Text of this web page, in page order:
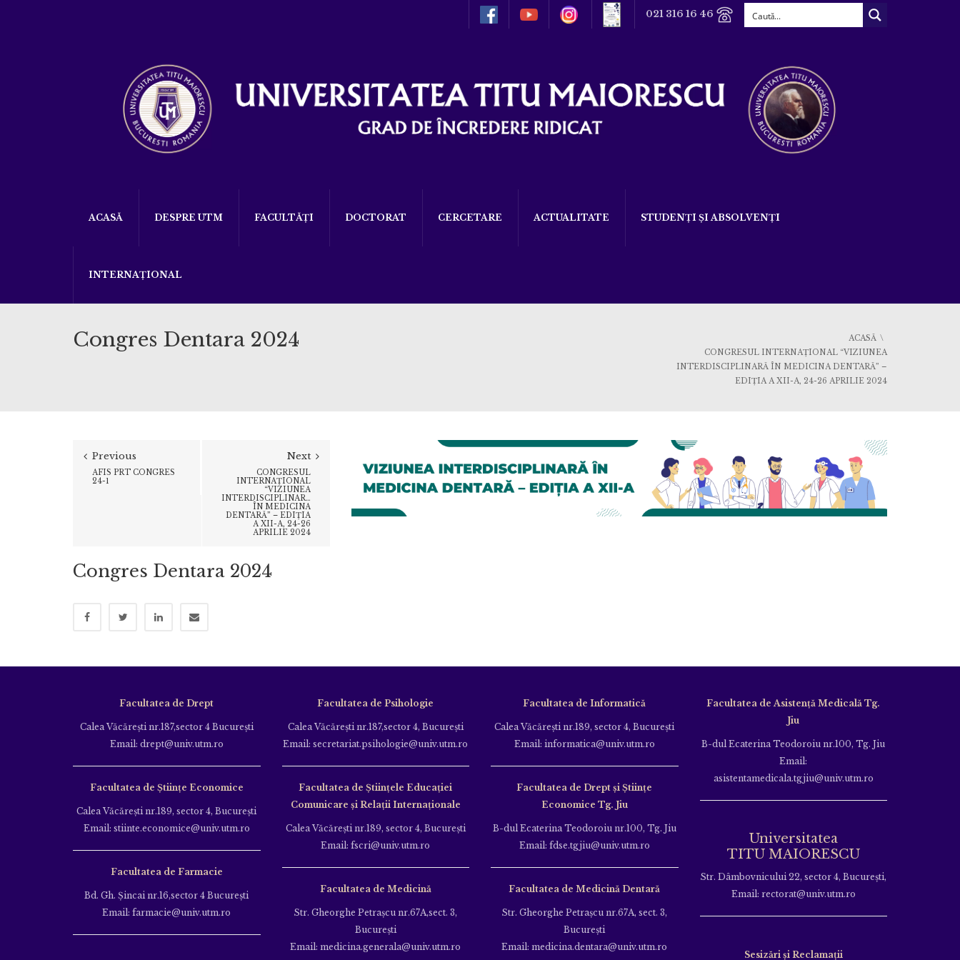
021 316 16 46
ACASĂ DESPRE UTM FACULTĂȚI DOCTORAT CERCETARE ACTUALITATE STUDENȚI ȘI ABSOLVENȚI
INTERNAȚIONAL
Congres Dentara 2024
ACASĂ
CONGRESUL INTERNAȚIONAL “VIZIUNEA
INTERDISCIPLINARĂ ÎN MEDICINA DENTARĂ” –
EDIȚIA A XII-A, 24-26 APRILIE 2024
Previous
AFIS PRT CONGRES
24-1
Next
CONGRESUL
INTERNAȚIONAL
“VIZIUNEA
INTERDISCIPLINARĂ
ÎN MEDICINA
DENTARĂ” – EDIȚIA
A XII-A, 24-26
APRILIE 2024
Congres Dentara 2024
Facultatea de Drept
Calea Văcăreşti nr.187,sector 4 Bucureşti
Email: drept@univ.utm.ro
Facultatea de Științe Economice
Calea Văcăreşti nr.189, sector 4, Bucureşti
Email: stiinte.economice@univ.utm.ro
Facultatea de Farmacie
Bd. Gh. Şincai nr.16,sector 4 Bucureşti
Email: farmacie@univ.utm.ro
Facultatea de Psihologie
Calea Văcăreşti nr.187,sector 4, Bucureşti
Email: secretariat.psihologie@univ.utm.ro
Facultatea de Ştiinţele Educației
Comunicare și Relații Internaționale
Calea Văcăreşti nr.189, sector 4, Bucureşti
Email: fscri@univ.utm.ro
Facultatea de Medicină
Str. Gheorghe Petraşcu nr.67A,sect. 3,
Bucureşti
Email: medicina.generala@univ.utm.ro
Facultatea de Informatică
Calea Văcăreşti nr.189, sector 4, Bucureşti
Email: informatica@univ.utm.ro
Facultatea de Drept și Științe
Economice Tg. Jiu
B-dul Ecaterina Teodoroiu nr.100, Tg. Jiu
Email: fdse.tgjiu@univ.utm.ro
Facultatea de Medicină Dentară
Str. Gheorghe Petraşcu nr.67A, sect. 3,
Bucureşti
Email: medicina.dentara@univ.utm.ro
Facultatea de Asistență Medicală Tg.
Jiu
B-dul Ecaterina Teodoroiu nr.100, Tg. Jiu
Email:
asistentamedicala.tgjiu@univ.utm.ro
Universitatea
TITU MAIORESCU
Str. Dâmbovnicului 22, sector 4, București,
Email: rectorat@univ.utm.ro
Sesizări și Reclamații